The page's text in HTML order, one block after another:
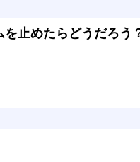
止めたらどうだろう